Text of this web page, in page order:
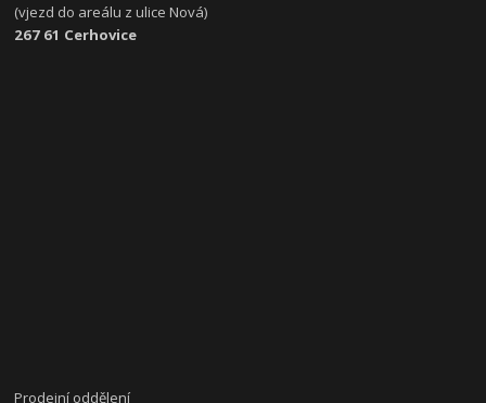
(vjezd do areálu z ulice Nová)
267 61 Cerhovice
Prodejní oddělení